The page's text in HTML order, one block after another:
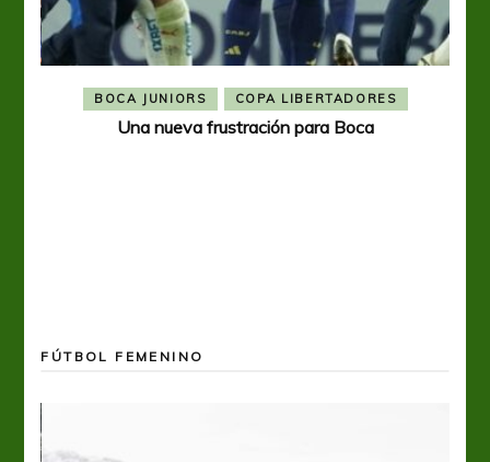
BOCA JUNIORS COPA LIBERTADORES
Una nueva frustración para Boca
FÚTBOL FEMENINO